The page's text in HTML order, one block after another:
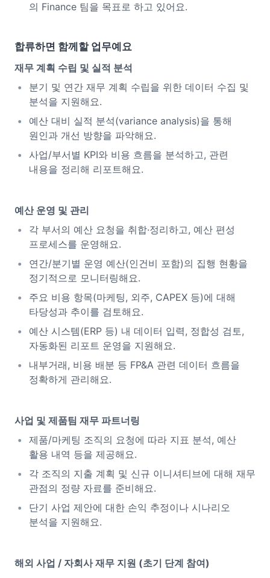
의 Finance 팀을 목표로 하고 있어요.
합류하면 함께할 업무예요
재무 계획 수립 및 실적 분석
분기 및 연간 재무 계획 수립을 위한 데이터 수집 및
분석을 지원해요.
예산 대비 실적 분석(variance analysis)을 통해
원인과 개선 방향을 파악해요.
사업/부서별 KPI와 비용 흐름을 분석하고, 관련
내용을 정리해 리포트해요.
예산 운영 및 관리
각 부서의 예산 요청을 취합·정리하고, 예산 편성
프로세스를 운영해요.
연간/분기별 운영 예산(인건비 포함)의 집행 현황을
정기적으로 모니터링해요.
주요 비용 항목(마케팅, 외주, CAPEX 등)에 대해
타당성과 추이를 검토해요.
예산 시스템(ERP 등) 내 데이터 입력, 정합성 검토,
자동화된 리포트 운영을 지원해요.
내부거래, 비용 배분 등 FP&A 관련 데이터 흐름을
정확하게 관리해요.
사업 및 제품팀 재무 파트너링
제품/마케팅 조직의 요청에 따라 지표 분석, 예산
활용 내역 등을 제공해요.
각 조직의 지출 계획 및 신규 이니셔티브에 대해 재무
관점의 정량 자료를 준비해요.
단기 사업 제안에 대한 손익 추정이나 시나리오
분석을 지원해요.
해외 사업 / 자회사 재무 지원 (초기 단계 참여)